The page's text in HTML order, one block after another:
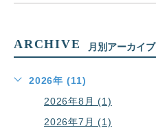
ARCHIVE 月別アーカイブ
2026年 (11)
2026年8月 (1)
2026年7月 (1)